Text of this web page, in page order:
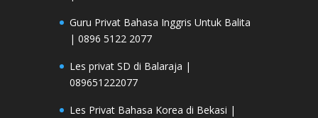
Guru Privat Bahasa Inggris Untuk Balita
| 0896 5122 2077
Les privat SD di Balaraja |
089651222077
Les Privat Bahasa Korea di Bekasi |